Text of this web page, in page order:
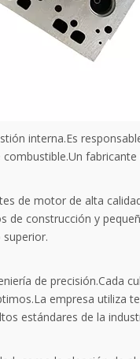
interna.Es
de motor de alta
de construcción y
de precisión.Cada
empresa utiliza
estándares de la